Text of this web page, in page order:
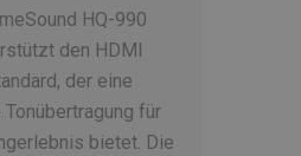
HQ-990
den HDMI
der eine
für
bietet. Die